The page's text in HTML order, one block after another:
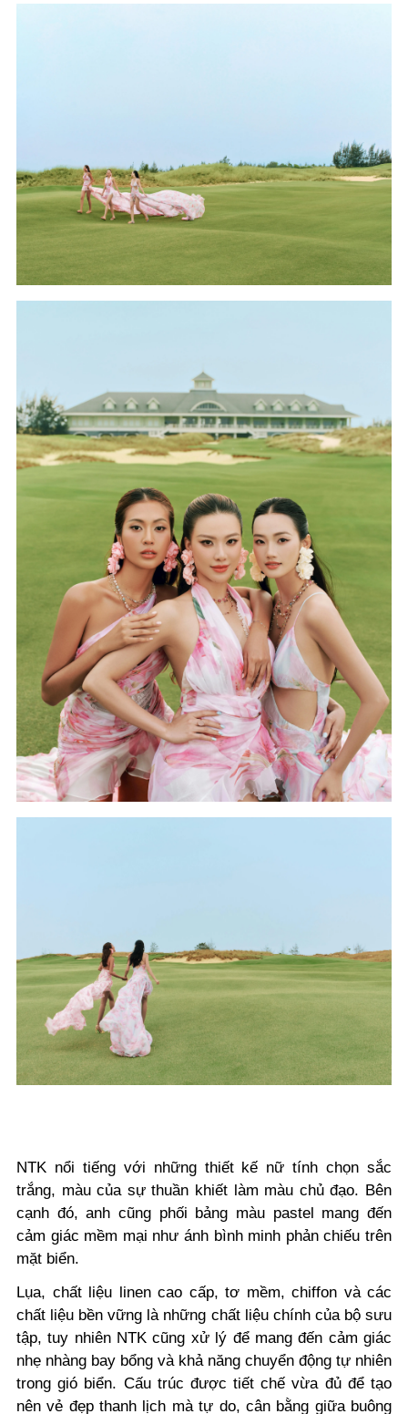
NTK nổi tiếng với những thiết kế nữ tính chọn sắc
trắng, màu của sự thuần khiết làm màu chủ đạo. Bên
cạnh đó, anh cũng phối bảng màu pastel mang đến
cảm giác mềm mại như ánh bình minh phản chiếu trên
mặt biển.
Lụa, chất liệu linen cao cấp, tơ mềm, chiffon và các
chất liệu bền vững là những chất liệu chính của bộ sưu
tập, tuy nhiên NTK cũng xử lý để mang đến cảm giác
nhẹ nhàng bay bổng và khả năng chuyển động tự nhiên
trong gió biển. Cấu trúc được tiết chế vừa đủ để tạo
nên vẻ đẹp thanh lịch mà tự do, cân bằng giữa buông